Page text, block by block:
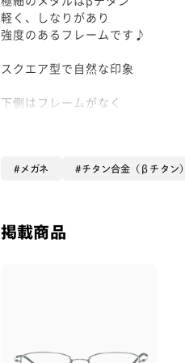
軽く、しなりがあり
強度のあるフレームです♪
スクエア型で自然な印象
下側はフレームがなく
馴染みの良いメガネです。
メガネ チタン合金（βチタン）
掲載商品